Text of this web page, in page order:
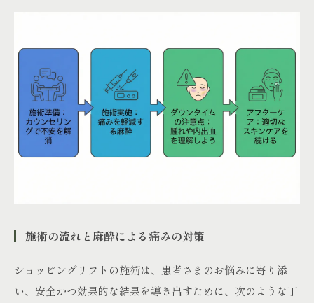
施術の流れと麻酔による痛みの対策
ショッピングリフトの施術は、患者さまのお悩みに寄り添
い、安全かつ効果的な結果を導き出すために、次のような丁